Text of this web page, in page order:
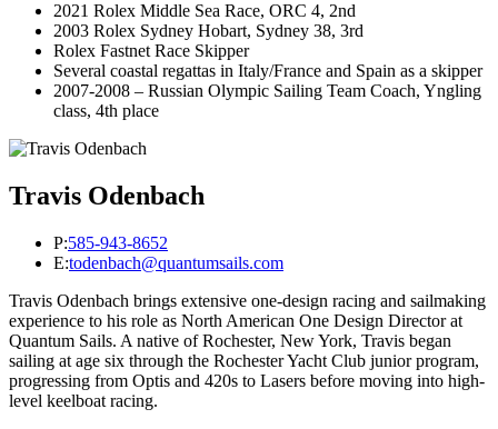
2021 Rolex Middle Sea Race, ORC 4, 2nd
2003 Rolex Sydney Hobart, Sydney 38, 3rd
Rolex Fastnet Race Skipper
Several coastal regattas in Italy/France and Spain as a skipper
2007-2008 – Russian Olympic Sailing Team Coach, Yngling
class, 4th place
Travis Odenbach
P:585-943-8652
E:todenbach@quantumsails.com
Travis Odenbach brings extensive one-design racing and sailmaking
experience to his role as North American One Design Director at
Quantum Sails. A native of Rochester, New York, Travis began
sailing at age six through the Rochester Yacht Club junior program,
progressing from Optis and 420s to Lasers before moving into high-
level keelboat racing.